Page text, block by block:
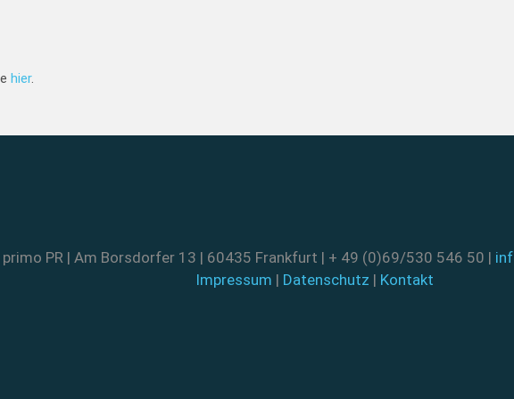
hier.
primo PR | Am Borsdorfer 13 | 60435 Frankfurt | + 49 (0)69/530 546 50 |
Impressum | Datenschutz | Kontakt